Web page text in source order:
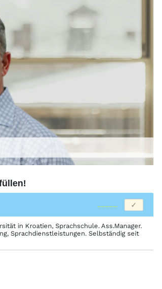
in Kroatien, Sprachschule. Ass.Manager.
Sprachdienstleistungen. Selbständig seit